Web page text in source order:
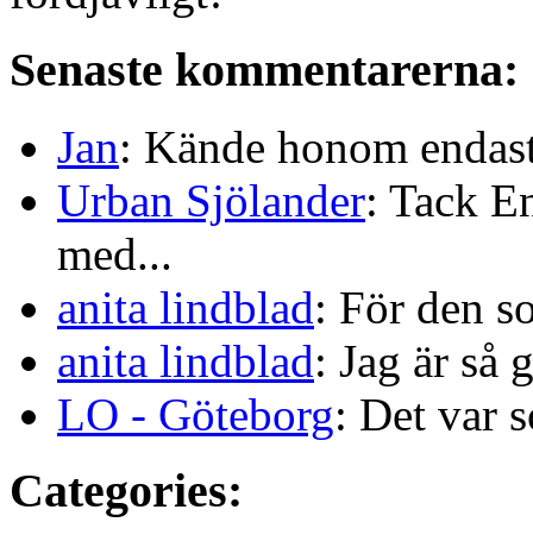
Senaste kommentarerna:
Jan: Kände honom
Urban Sjölander: Tack
med...
anita lindblad: För den
anita lindblad: Jag är så
LO - Göteborg: Det var
Categories: